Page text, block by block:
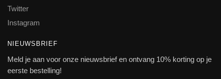
Twitter
Instagram
NIEUWSBRIEF
Meld je aan voor onze nieuwsbrief en ontvang 10% korting op je
eerste bestelling!